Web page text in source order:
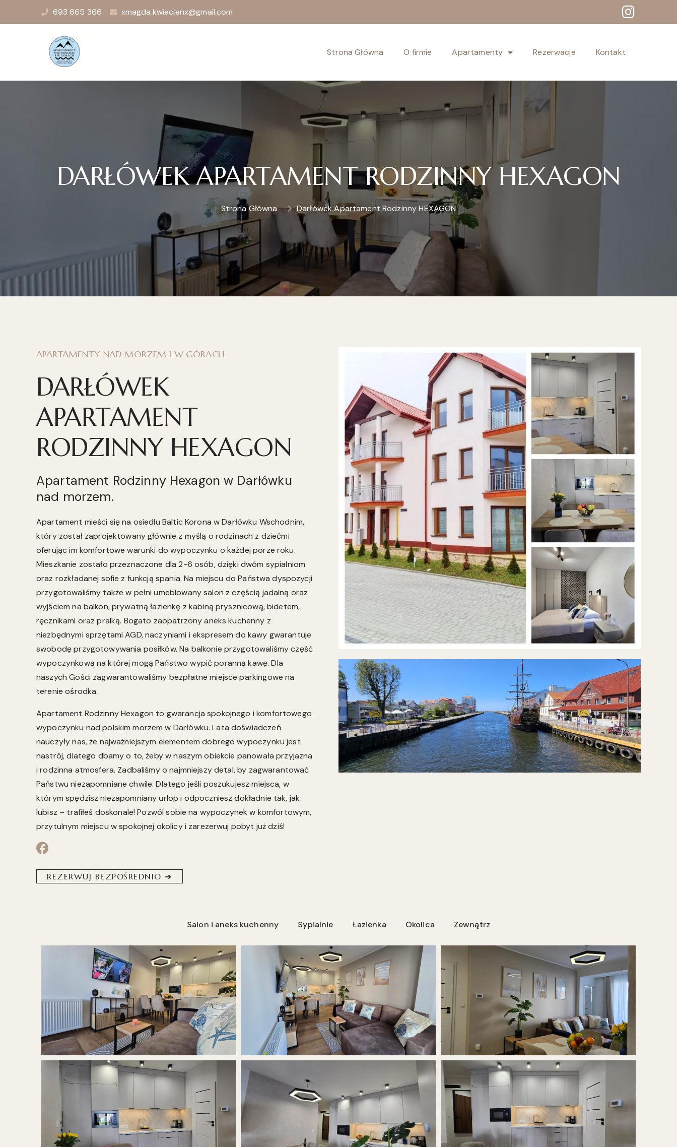
693 665 366 xmagda.kwiecienx@gmail.com
Strona Główna O firmie Apartamenty Rezerwacje Kontakt
DARŁÓWEK APARTAMENT RODZINNY HEXAGON
Strona Główna Darłówek Apartament Rodzinny HEXAGON
APARTAMENTY NAD MORZEM I W GÓRACH
DARŁÓWEK
APARTAMENT
RODZINNY HEXAGON
Apartament Rodzinny Hexagon w Darłówku
nad morzem.
Apartament mieści się na osiedlu Baltic Korona w Darłówku Wschodnim,
który został zaprojektowany głównie z myślą o rodzinach z dziećmi
oferując im komfortowe warunki do wypoczynku o każdej porze roku.
Mieszkanie zostało przeznaczone dla 2-6 osób, dzięki dwóm sypialniom
oraz rozkładanej sofie z funkcją spania. Na miejscu do Państwa dyspozycji
przygotowaliśmy także w pełni umeblowany salon z częścią jadalną oraz
wyjściem na balkon, prywatną łazienkę z kabiną prysznicową, bidetem,
ręcznikami oraz pralką. Bogato zaopatrzony aneks kuchenny z
niezbędnymi sprzętami AGD, naczyniami i ekspresem do kawy gwarantuje
swobodę przygotowywania posiłków. Na balkonie przygotowaliśmy część
wypoczynkową na której mogą Państwo wypić poranną kawę. Dla
naszych Gości zagwarantowaliśmy bezpłatne miejsce parkingowe na
terenie ośrodka.
Apartament Rodzinny Hexagon to gwarancja spokojnego i komfortowego
wypoczynku nad polskim morzem w Darłówku. Lata doświadczeń
nauczyły nas, że najważniejszym elementem dobrego wypoczynku jest
nastrój, dlatego dbamy o to, żeby w naszym obiekcie panowała przyjazna
i rodzinna atmosfera. Zadbaliśmy o najmniejszy detal, by zagwarantować
Państwu niezapomniane chwile. Dlatego jeśli poszukujesz miejsca, w
którym spędzisz niezapomniany urlop i odpoczniesz dokładnie tak, jak
lubisz – trafiłeś doskonale! Pozwól sobie na wypoczynek w komfortowym,
przytulnym miejscu w spokojnej okolicy i zarezerwuj pobyt już dziś!
REZERWUJ BEZPOŚREDNIO ➜
Salon i aneks kuchenny Sypialnie Łazienka Okolica Zewnątrz